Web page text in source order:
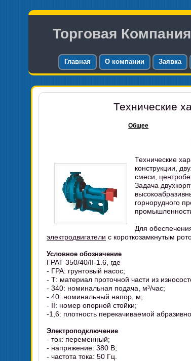
Торговая
Главная О компании Заявка
Технические
Общее
Технические
конструкции,
смеси,
Задача
горнорудного
Для
электродвигатели с короткозамкнутым
Условное обозначение
ГРАТ 350/40/II-1.6, где
- ГРА: грунтовый насос;
- Т: материал проточной части из
- 340: номинальная подача, м³/час;
- 40: номинальный напор, м;
- II: номер опорной стойки;
-1,6: плотность перекачиваемой
Электроподключение
- ток: переменный;
- напряжение: 380 В;
- частота тока: 50 Гц.